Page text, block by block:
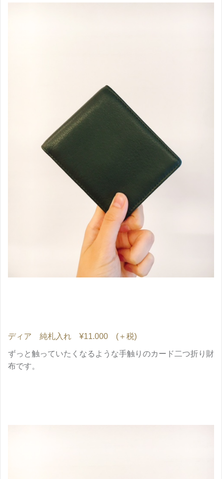
ディア 純札入れ ¥11.000 (＋税)
ずっと触っていたくなるような手触りのカード二つ折り財
布です。